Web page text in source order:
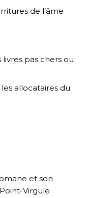
de l’âme
pas chers ou
allocataires du
et son
Virgule